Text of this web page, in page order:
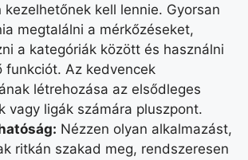
kezelhetőnek kell lennie. Gyorsan
megtalálni a mérkőzéseket,
a kategóriák között és használni
funkciót. Az kedvencek
létrehozása az elsődleges
vagy ligák számára pluszpont.
Nézzen olyan alkalmazást,
ritkán szakad meg, rendszeresen